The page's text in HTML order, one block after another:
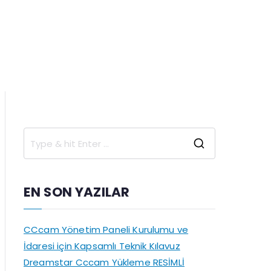
EN SON YAZILAR
CCcam Yönetim Paneli Kurulumu ve
İdaresi için Kapsamlı Teknik Kılavuz
Dreamstar Cccam Yükleme RESİMLİ